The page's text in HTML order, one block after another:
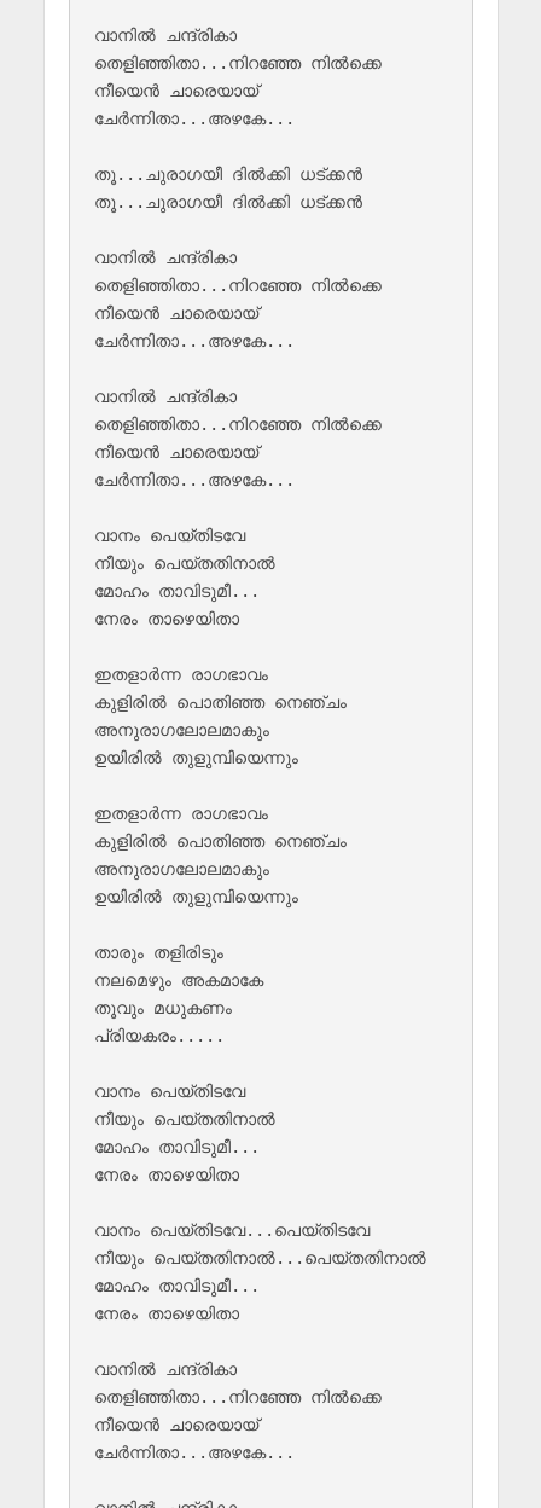
വാനിൽ ചന്ദ്രികാ
തെളിഞ്ഞിതാ...നിറഞ്ഞേ നിൽക്കെ
നീയെൻ ചാരെയായ്
ചേർന്നിതാ...അഴകേ...
തൂ...ചുരാഗയീ ദിൽക്കി ധട്ക്കൻ
തൂ...ചുരാഗയീ ദിൽക്കി ധട്ക്കൻ
വാനിൽ ചന്ദ്രികാ
തെളിഞ്ഞിതാ...നിറഞ്ഞേ നിൽക്കെ
നീയെൻ ചാരെയായ്
ചേർന്നിതാ...അഴകേ...
വാനിൽ ചന്ദ്രികാ
തെളിഞ്ഞിതാ...നിറഞ്ഞേ നിൽക്കെ
നീയെൻ ചാരെയായ്
ചേർന്നിതാ...അഴകേ...
വാനം പെയ്തിടവേ
നീയും പെയ്‌തതിനാൽ
മോഹം താവിടുമീ...
നേരം താഴെയിതാ
ഇതളാർന്ന രാഗഭാവം
കുളിരിൽ പൊതിഞ്ഞ നെഞ്ചം
അനുരാഗലോലമാകും
ഉയിരിൽ തുളുമ്പിയെന്നും
ഇതളാർന്ന രാഗഭാവം
കുളിരിൽ പൊതിഞ്ഞ നെഞ്ചം
അനുരാഗലോലമാകും
ഉയിരിൽ തുളുമ്പിയെന്നും
താരും തളിരിടും
നലമെഴും അകമാകേ
തൂവും മധുകണം
പ്രിയകരം.....
വാനം പെയ്തിടവേ
നീയും പെയ്‌തതിനാൽ
മോഹം താവിടുമീ...
നേരം താഴെയിതാ
വാനം പെയ്തിടവേ...പെയ്തിടവേ
നീയും പെയ്‌തതിനാൽ...പെയ്‌തതിനാൽ
മോഹം താവിടുമീ...
നേരം താഴെയിതാ
വാനിൽ ചന്ദ്രികാ
തെളിഞ്ഞിതാ...നിറഞ്ഞേ നിൽക്കെ
നീയെൻ ചാരെയായ്
ചേർന്നിതാ...അഴകേ...